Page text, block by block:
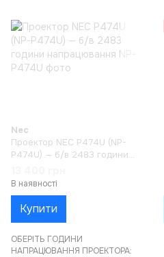
Nec
Проектор NEC P474U (NP-
P474U) — б/в 2483 години
В наявності
Купити
ОБЕРІТЬ ГОДИНИ
НАПРАЦЮВАННЯ ПРОЕКТОРА: